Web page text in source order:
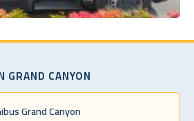
GRAND CANYON
Grand Canyon